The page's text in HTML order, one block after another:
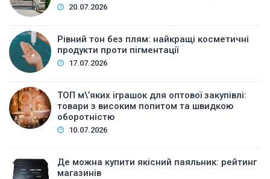
20.07.2026
Рівний тон без плям: найкращі косметичні
продукти проти пігментації
17.07.2026
ТОП м\’яких іграшок для оптової закупівлі:
товари з високим попитом та швидкою
оборотністю
10.07.2026
Де можна купити якісний паяльник: рейтинг
магазинів